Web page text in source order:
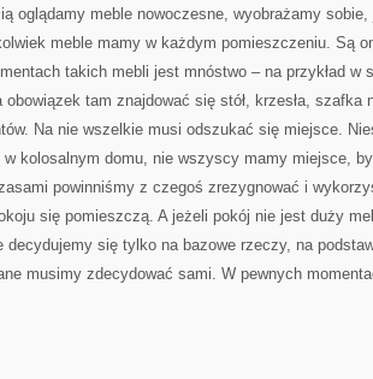
oglądamy meble nowoczesne, wyobrażamy
meble mamy w każdym pomieszczeniu. Są
takich mebli jest mnóstwo – na przykład w
obowiązek tam znajdować się stół, krzesła, szafka
Na nie wszelkie musi odszukać się miejsce.
w kolosalnym domu, nie wszyscy mamy miejsce,
powinniśmy z czegoś zrezygnować i
się pomieszczą. A jeżeli pokój nie jest duży
decydujemy się tylko na bazowe rzeczy, na
musimy zdecydować sami. W pewnych